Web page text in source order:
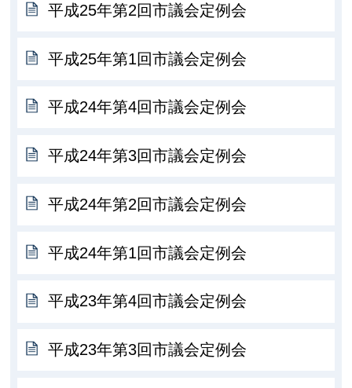
平成25年第2回市議会定例会
平成25年第1回市議会定例会
平成24年第4回市議会定例会
平成24年第3回市議会定例会
平成24年第2回市議会定例会
平成24年第1回市議会定例会
平成23年第4回市議会定例会
平成23年第3回市議会定例会